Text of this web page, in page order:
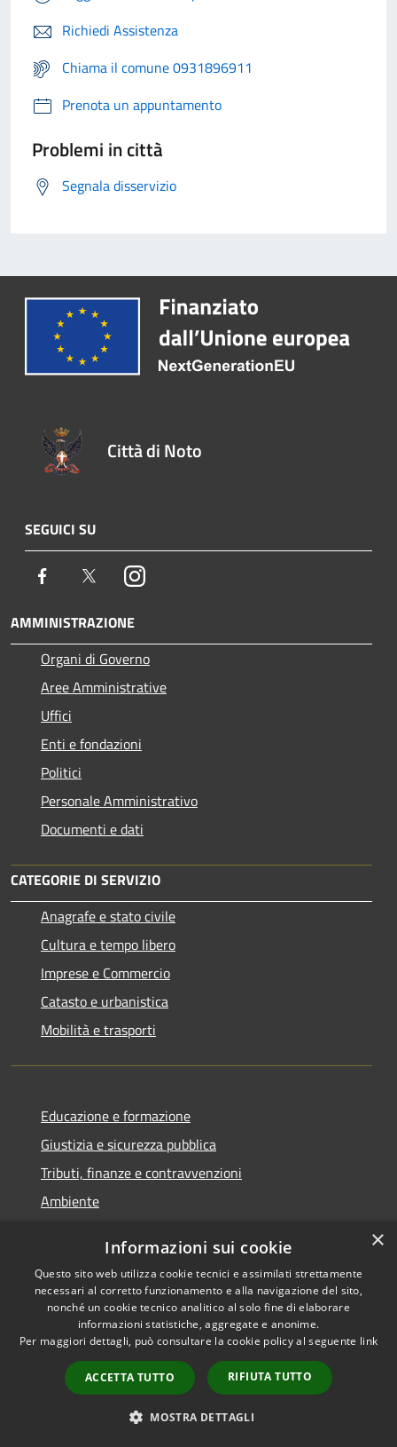
Richiedi Assistenza
Chiama il comune 0931896911
Prenota un appuntamento
Problemi in città
Segnala disservizio
Città di Noto
SEGUICI SU
Facebook TwitterInstagram
AMMINISTRAZIONE
Organi di Governo
Aree Amministrative
Uffici
Enti e fondazioni
Politici
Personale Amministrativo
Documenti e dati
CATEGORIE DI SERVIZIO
Anagrafe e stato civile
Cultura e tempo libero
Imprese e Commercio
Catasto e urbanistica
Mobilità e trasporti
Educazione e formazione
Giustizia e sicurezza pubblica
Tributi, finanze e contravvenzioni
Ambiente
Autorizzazioni
NOVITÀ
Notizie
Comunicati
×
Informazioni sui cookie
Questo sito web utilizza cookie tecnici e assimilati strettamente
necessari al corretto funzionamento e alla navigazione del sito,
nonché un cookie tecnico analitico al solo fine di elaborare
informazioni statistiche, aggregate e anonime.
Per maggiori dettagli, può consultare la cookie policy al seguente link
ACCETTA TUTTO RIFIUTA TUTTO
MOSTRA DETTAGLI